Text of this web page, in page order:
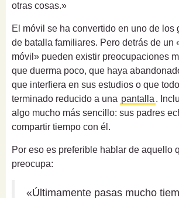
otras cosas.»
El móvil se ha convertido en uno de los
de batalla familiares. Pero detrás de un
móvil» pueden existir preocupaciones
que duerma poco, que haya
que interfiera en sus estudios o que
terminado reducido a una pantalla .
algo mucho más sencillo: sus padres
compartir tiempo con él.
Por eso es preferible hablar de aquello
preocupa:
«Últimamente pasas mucho